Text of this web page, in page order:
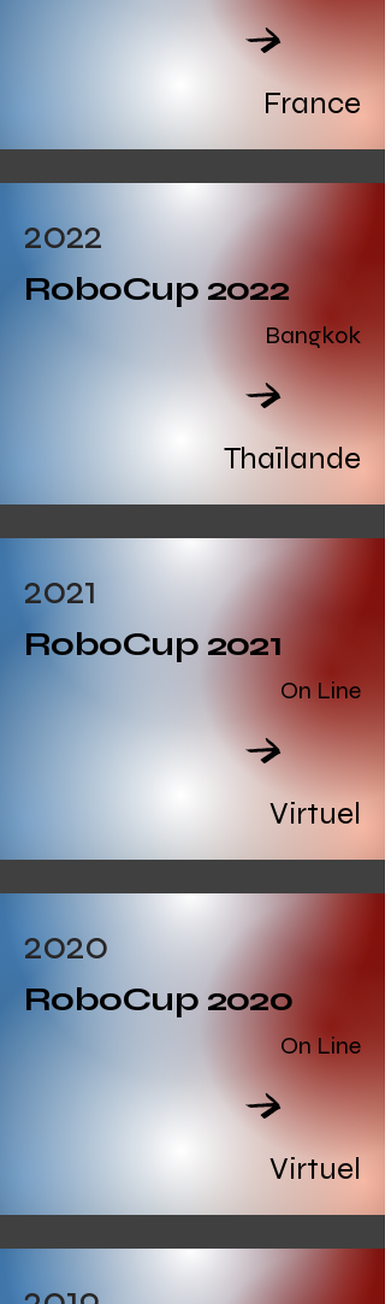
France
2022
RoboCup 2022
Bangkok
Thaïlande
2021
RoboCup 2021
On Line
Virtuel
2020
RoboCup 2020
On Line
Virtuel